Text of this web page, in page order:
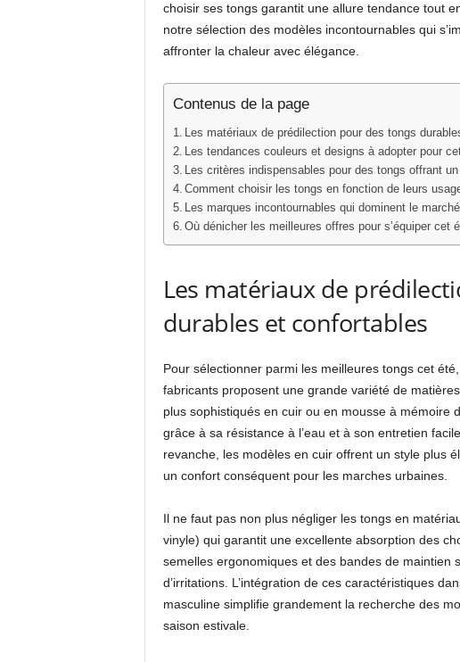
choisir ses tongs garantit une allure tendance tout
notre sélection des modèles incontournables qui
affronter la chaleur avec élégance.
Contenus de la page
Les matériaux de prédilection pour des tongs
Les tendances couleurs et designs à adopter pour
Les critères indispensables pour des tongs offrant
Comment choisir les tongs en fonction de leurs
Les marques incontournables qui dominent le
Où dénicher les meilleures offres pour s’équiper cet
Les matériaux de
durables et confortables
Pour sélectionner parmi les meilleures tongs cet
fabricants proposent une grande variété de
plus sophistiqués en cuir ou en mousse à mémoire
grâce à sa résistance à l’eau et à son entretien
revanche, les modèles en cuir offrent un style plus
un confort conséquent pour les marches urbaines.
Il ne faut pas non plus négliger les tongs en
vinyle) qui garantit une excellente absorption des
semelles ergonomiques et des bandes de maintien
d’irritations. L’intégration de ces caractéristiques
masculine simplifie grandement la recherche des
saison estivale.